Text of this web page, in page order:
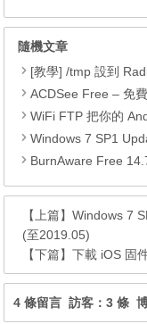
隨機文章
[教學] /tmp 設到
ACDSee Free – 免
WiFi FTP 把你的
Windows 7 SP1
BurnAware Free
【上篇】Windows 7
(至2019.05)
【下篇】下載 iOS 固
4 條留言 訪客：3 條